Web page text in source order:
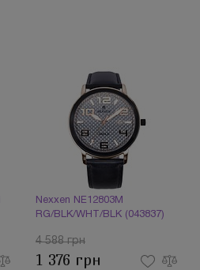
Nexxen NE12803M
RG/BLK/WHT/BLK (043837)
4 588 грн
1 376 грн